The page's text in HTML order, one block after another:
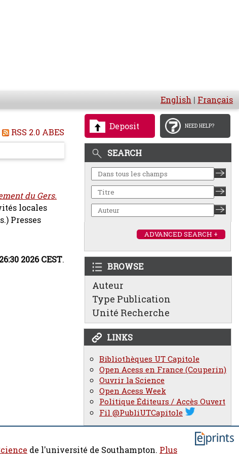
English | Français
Deposit NEED HELP?
SEARCH
ADVANCED SEARCH +
BROWSE
Auteur
Type Publication
Unité Recherche
LINKS
Bibliothèques UT Capitole
Open Acess en France (Couperin)
Ouvrir la Science
Open Acess Week
Politique Éditeurs / Accès Ouvert
Fil @PubliUTCapitole
RSS 2.0 ABES
du Gers.
locales
Presses
2026 CEST.
de l'université de Southampton. Plus